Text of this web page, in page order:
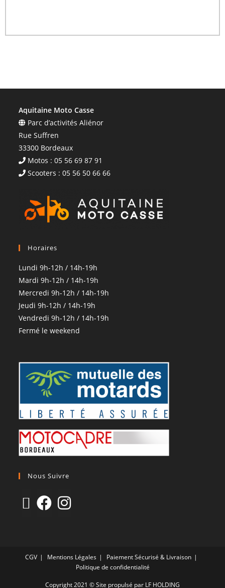
Aquitaine Moto Casse
Parc d’activités Aliénor
Rue Suffren
33300 Bordeaux
Motos : 05 56 69 87 91
Scooters : 05 56 50 66 66
Horaires
Lundi 9h-12h / 14h-19h
Mardi 9h-12h / 14h-19h
Mercredi 9h-12h / 14h-19h
Jeudi 9h-12h / 14h-19h
Vendredi 9h-12h / 14h-19h
Fermé le weekend
Nous Suivre
CGV Mentions Légales
Paiement Sécurisé & Livraison
Politique de confidentialité
Copyright 2021 © Site propulsé par LF HOLDING